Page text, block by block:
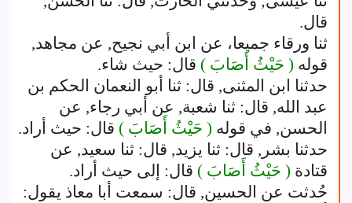
قال.
ثنا ورقاء جميعا، عن ابن أبي نجيح, عن مجاهد,
قوله ( حَيْثُ أَصَابَ ) قال: حيث شاء.
حدثنا ابن المثنى, قال: ثنا أبو النعمان الحكم بن
عبد الله, قال: ثنا شعبة, عن أبي رجاء, عن
الحسن, في قوله ( حَيْثُ أَصَابَ ) قال: حيث أراد.
حدثنا بشر, قال: ثنا يزيد, قال: ثنا سعيد, عن
قتادة ( حَيْثُ أَصَابَ ) قال: إلى حيث أراد.
حُدثت عن الحسين, قال: سمعت أبا معاذ يقول: